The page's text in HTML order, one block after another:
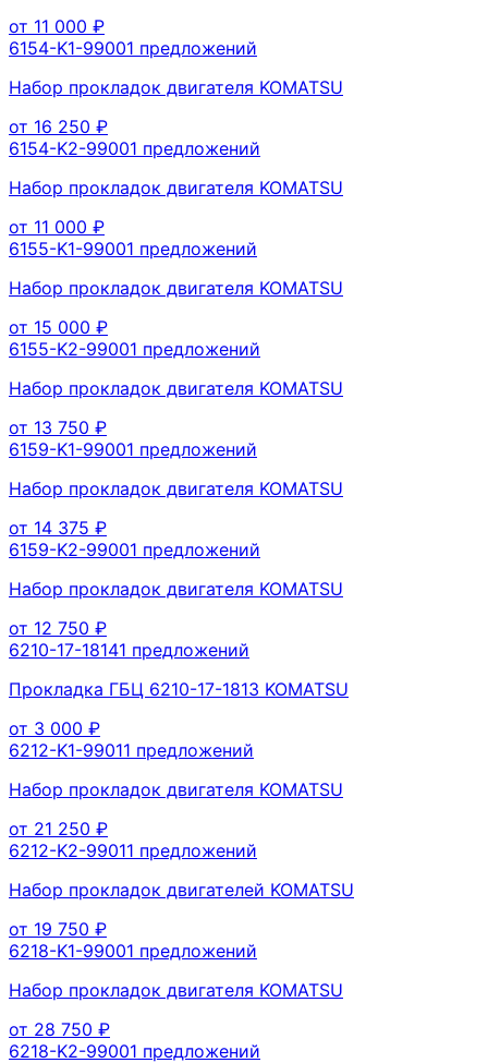
от 11 000 ₽
6154-K1-99001 предложений
Набор прокладок двигателя KOMATSU
от 16 250 ₽
6154-K2-99001 предложений
Набор прокладок двигателя KOMATSU
от 11 000 ₽
6155-K1-99001 предложений
Набор прокладок двигателя KOMATSU
от 15 000 ₽
6155-K2-99001 предложений
Набор прокладок двигателя KOMATSU
от 13 750 ₽
6159-K1-99001 предложений
Набор прокладок двигателя KOMATSU
от 14 375 ₽
6159-K2-99001 предложений
Набор прокладок двигателя KOMATSU
от 12 750 ₽
6210-17-18141 предложений
Прокладка ГБЦ 6210-17-1813 KOMATSU
от 3 000 ₽
6212-K1-99011 предложений
Набор прокладок двигателя KOMATSU
от 21 250 ₽
6212-K2-99011 предложений
Набор прокладок двигателей KOMATSU
от 19 750 ₽
6218-K1-99001 предложений
Набор прокладок двигателя KOMATSU
от 28 750 ₽
6218-K2-99001 предложений